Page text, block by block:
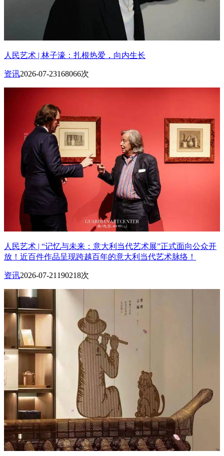
人民艺术 | 林子濠：扎根热爱，向内生长
资讯2026-07-23168066次
人民艺术 | “记忆与未来：意大利当代艺术展”正式面向公众开
放！近百件作品呈现跨越百年的意大利当代艺术脉络！
资讯2026-07-21 190218次